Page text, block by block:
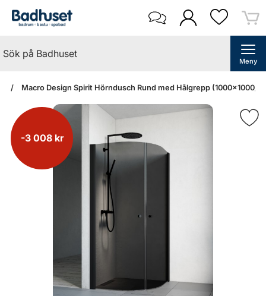
Meny
Macro Design Spirit Hörndusch Rund med Hålgrepp (1000x1000/
-3 008 kr